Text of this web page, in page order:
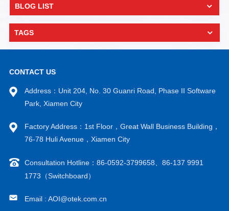
BLOG LIST
TAGS
CONTACT US
Address：Unit 204, No. 30 Guanri Road, Phase II Software
Park, Xiamen City
Factory Address：1st Floor，Great Wall Business Building，
76-78 Huli Avenue，Xiamen City
Consultation Hotline：86-0592-3799658、86-137 9991
1773（Switchboard）
Email : AOI@otek.com.cn